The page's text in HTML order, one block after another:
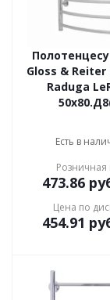
Gloss &
Raduga
Есть в
Розничная
473.86
Цена по
454.91